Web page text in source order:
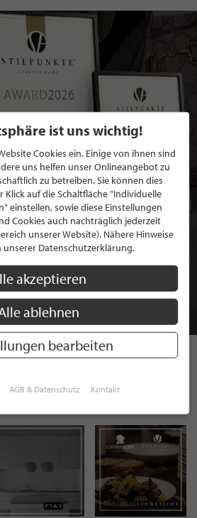
SICH FÜR EINE GRATIS
BEI STILPUNKTE®
GRATIS BEWERBEN
AUF
ist uns wichtig!
Cookies ein. Einige von ihnen sind
uns helfen unser Onlineangebot zu
zu betreiben. Sie können dies
Klick auf die Schaltfläche "Individuelle
einstellen, sowie diese Einstellungen
Cookies auch nachträglich jederzeit
unserer Website). Nähere Hinweise
unserer Datenschutzerklärung.
akzeptieren
ablehnen
bearbeiten
AGB & Datenschutz Kontakt